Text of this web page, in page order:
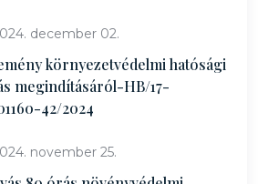
december 02.
környezetvédelmi hatósági
megindításáról-HB/17-
42/2024
november 25.